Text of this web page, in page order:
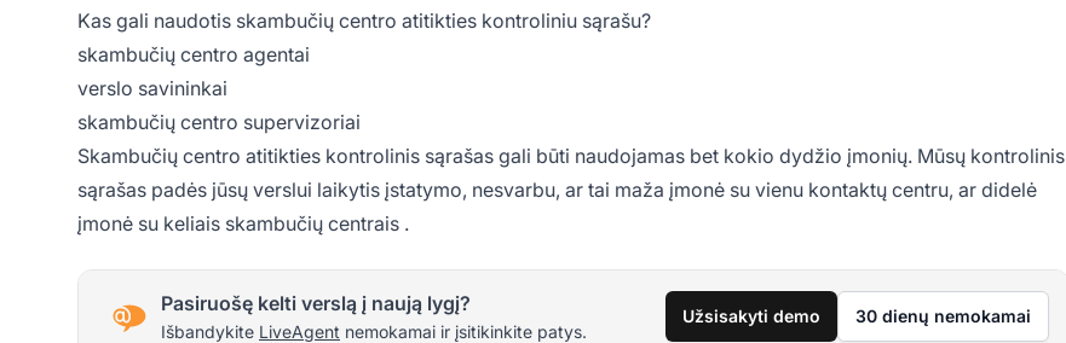
Kas gali naudotis skambučių centro atitikties kontroliniu sąrašu?
skambučių centro agentai
verslo savininkai
skambučių centro supervizoriai
Skambučių centro atitikties kontrolinis sąrašas gali būti naudojamas bet kokio dydžio įmonių. Mūsų kontrolinis
sąrašas padės jūsų verslui laikytis įstatymo, nesvarbu, ar tai maža įmonė su vienu kontaktų centru, ar didelė
įmonė su keliais skambučių centrais .
Pasiruošę kelti verslą į naują lygį?
Išbandykite LiveAgent nemokamai ir įsitikinkite patys.
Užsisakyti demo 30 dienų nemokamai